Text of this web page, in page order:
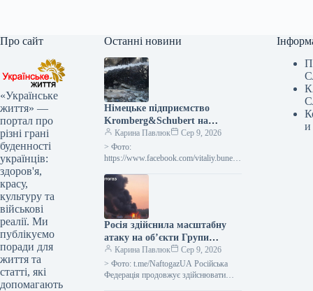
Про сайт
«Українське
життя» —
портал про
різні грані
буденності
українців:
здоров'я,
красу,
культуру та
військові
реалії. Ми
публікуємо
поради для
життя та
статті, які
допомагають
Останні новини
Німецьке підприємство
Kromberg&Schubert на
Житомирщині припинило
діяльність через обстріл
Росією
Карина Павлюк
Сер 9, 2026
> Фото:
https://www.facebook.com/vitaliy.bunech
Шуберт Житомир” (село Оліївка,
Житомирський район, Житомирська
область), що належить німецькому
виробнику комплектуючих для…
Росія здійснила масштабну
атаку на об’єкти Групи
“Нафтогаз” у межах усієї
держави
Карина Павлюк
Сер 9, 2026
> Фото: t.me/NaftogazUA Російська
Федерація продовжує здійснювати
и